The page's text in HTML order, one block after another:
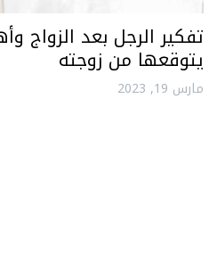
تفكير الرجل بعد الزواج
يتوقعها من زوجته
مارس 19, 2023